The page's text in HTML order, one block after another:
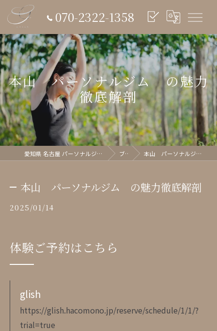
070-2322-1358
本山 パーソナルジム の魅力
徹底解剖
愛知県 名古屋 パーソナルジム glish《グリッシュ》 ブログ 本山 パーソナルジム の魅力徹底解剖
本山 パーソナルジム の魅力徹底解剖
2025/01/14
体験ご予約はこちら
glish
https://glish.hacomono.jp/reserve/schedule/1/1/?
trial=true